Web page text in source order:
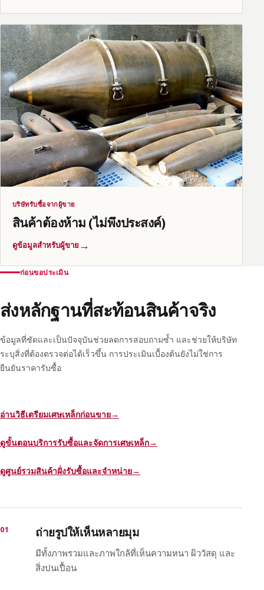
บริษัทรับซื้อจากผู้ขาย
สินค้าต้องห้าม (ไม่พึงประสงค์)
ดูข้อมูลสำหรับผู้ขาย →
ก่อนขอประเมิน
ส่งหลักฐานที่สะท้อนสินค้าจริง
ข้อมูลที่ชัดและเป็นปัจจุบันช่วยลดการสอบถามซ้ำ และช่วยให้บริษัท
ระบุสิ่งที่ต้องตรวจต่อได้เร็วขึ้น การประเมินเบื้องต้นยังไม่ใช่การ
ยืนยันราคารับซื้อ
อ่านวิธีเตรียมเศษเหล็กก่อนขาย→
ดูขั้นตอนบริการรับซื้อและจัดการเศษเหล็ก→
ดูศูนย์รวมสินค้าฝั่งรับซื้อและจำหน่าย→
01 ถ่ายรูปให้เห็นหลายมุม
มีทั้งภาพรวมและภาพใกล้ที่เห็นความหนา ผิววัสดุ และ
สิ่งปนเปื้อน